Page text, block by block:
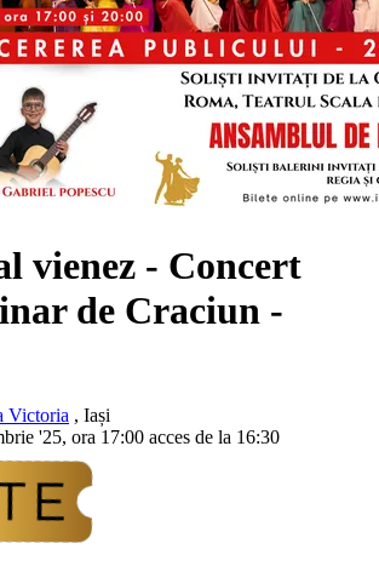
vienez - Concert
de Craciun -
Victoria , Iași
'25, ora 17:00 acces de la 16:30